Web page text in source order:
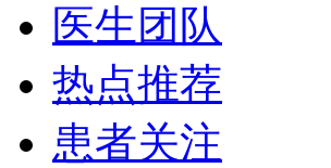
医生团队
热点推荐
患者关注